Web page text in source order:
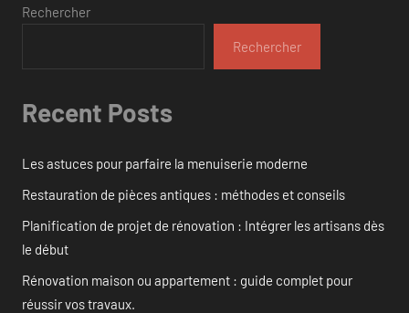
Rechercher
Rechercher
Recent Posts
Les astuces pour parfaire la menuiserie moderne
Restauration de pièces antiques : méthodes et conseils
Planification de projet de rénovation : Intégrer les artisans dès
le début
Rénovation maison ou appartement : guide complet pour
réussir vos travaux.